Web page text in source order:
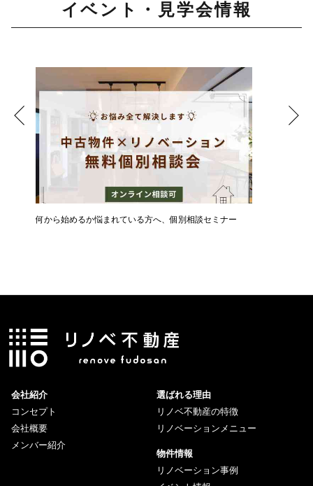
イベント・見学会情報
何から始めるか悩まれている方へ、個別相談セミナー
会社紹介
コンセプト
会社概要
メンバー紹介
選ばれる理由
リノベ不動産の特徴
リノベーションメニュー
物件情報
リノベーション事例